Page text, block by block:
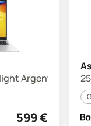
Argent -
599€